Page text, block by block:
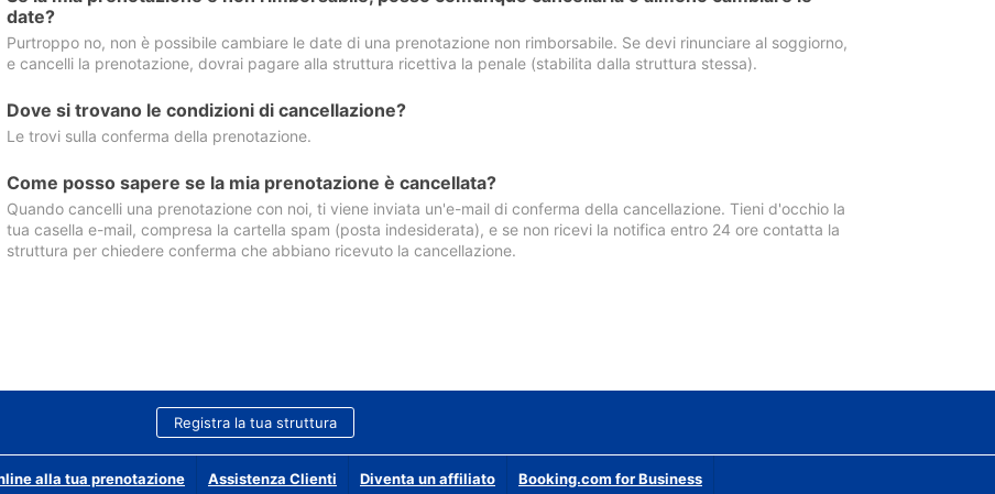
date?
Purtroppo no, non è possibile cambiare le date di una prenotazione non rimborsabile. Se devi rinunciare al soggiorno,
e cancelli la prenotazione, dovrai pagare alla struttura ricettiva la penale (stabilita dalla struttura stessa).
Dove si trovano le condizioni di cancellazione?
Le trovi sulla conferma della prenotazione.
Come posso sapere se la mia prenotazione è cancellata?
Quando cancelli una prenotazione con noi, ti viene inviata un'e-mail di conferma della cancellazione. Tieni d'occhio la
tua casella e-mail, compresa la cartella spam (posta indesiderata), e se non ricevi la notifica entro 24 ore contatta la
struttura per chiedere conferma che abbiano ricevuto la cancellazione.
Registra la tua struttura
alla tua prenotazione Assistenza Clienti Diventa un affiliato Booking.com for Business